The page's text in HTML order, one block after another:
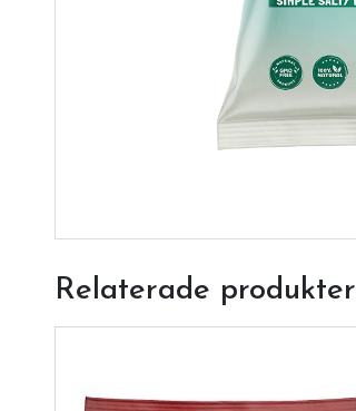
Relaterade produkter